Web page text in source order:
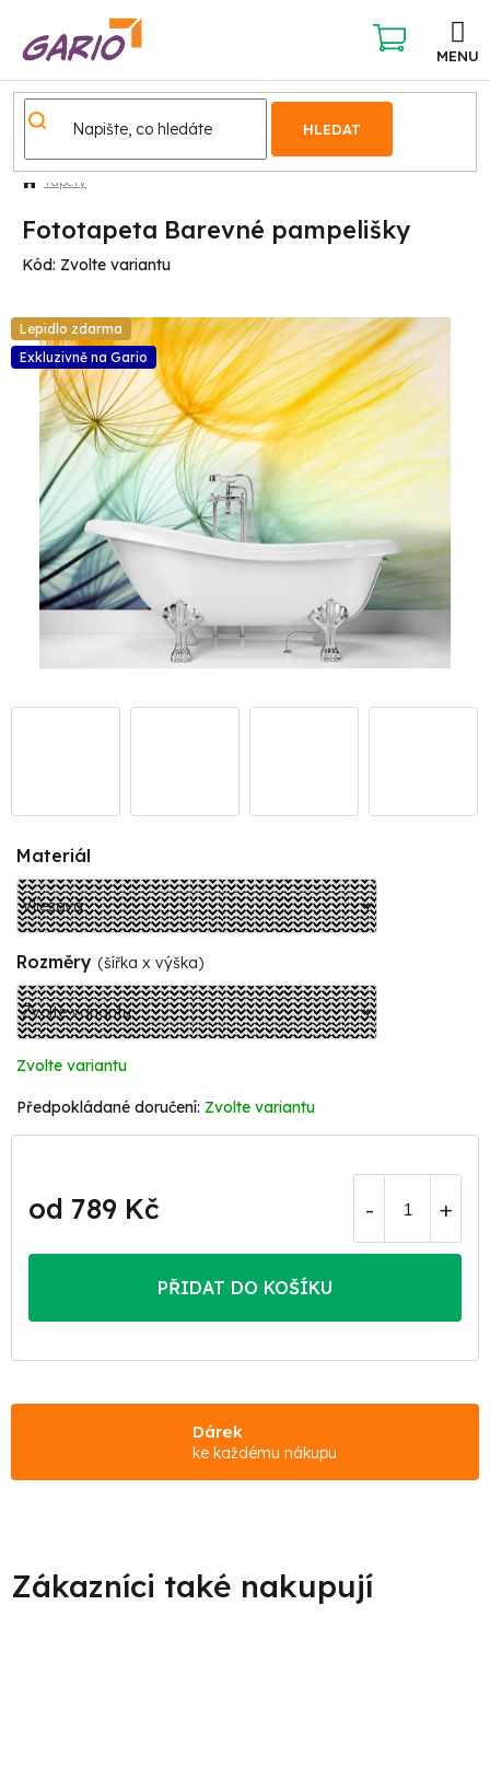
obsah
HLEDAT
NÁKUPNÍ
KOŠÍK
Tapety
Fototapeta Barevné pampelišky
Kód: Zvolte variantu
Lepidlo zdarma
Exkluzivně na Gario
Materiál
Rozměry (šířka x výška)
Zvolte variantu
Zvolte variantu
od 789 Kč
cena:
PŘIDAT DO KOŠÍKU
Dárek
ke každému nákupu